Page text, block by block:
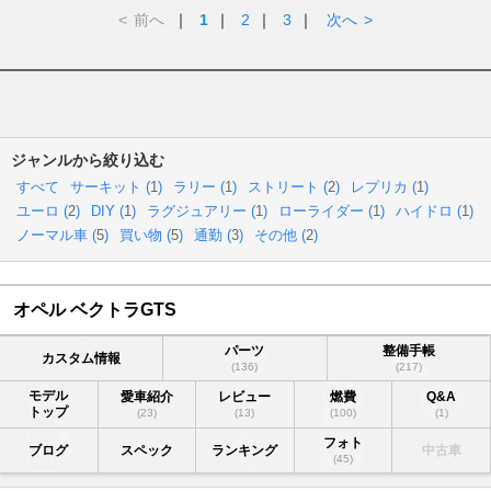
< 前へ ｜ 1 ｜ 2 ｜ 3 ｜ 次へ >
ジャンルから絞り込む
すべて サーキット (1) ラリー (1) ストリート (2) レプリカ (1)
ユーロ (2) DIY (1) ラグジュアリー (1) ローライダー (1) ハイドロ (1)
ノーマル車 (5) 買い物 (5) 通勤 (3) その他 (2)
オペル ベクトラGTS
カスタム情報 パーツ
(136)
整備手帳
(217)
モデル
トップ
愛車紹介
(23)
レビュー
(13)
燃費
(100)
Q&A
(1)
ブログ スペック ランキング フォト
(45)
中古車